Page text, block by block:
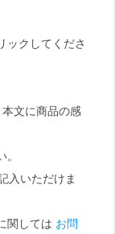
ックしてくださ
文に商品の感
入いただけま
関しては お問